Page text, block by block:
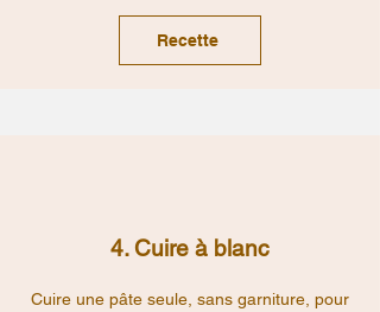
Recette
4. Cuire à blanc
Cuire une pâte seule, sans garniture, pour